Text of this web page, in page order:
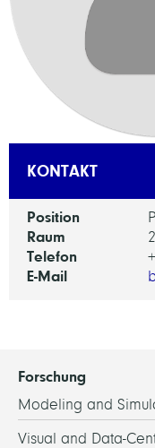
KONTAKT
Position
Raum
Telefon
E-Mail
Forschung
Modeling and
Visual and Data-